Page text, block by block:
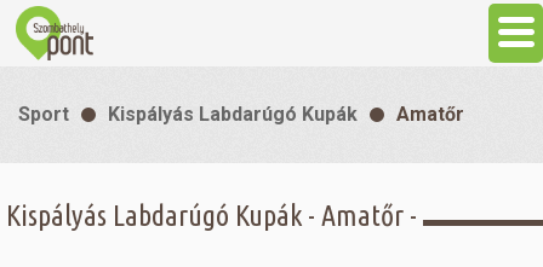
Látnivalók
Sport Kispályás Labdarúgó Kupák Amatőr
Kispályás Labdarúgó Kupák - Amatőr -